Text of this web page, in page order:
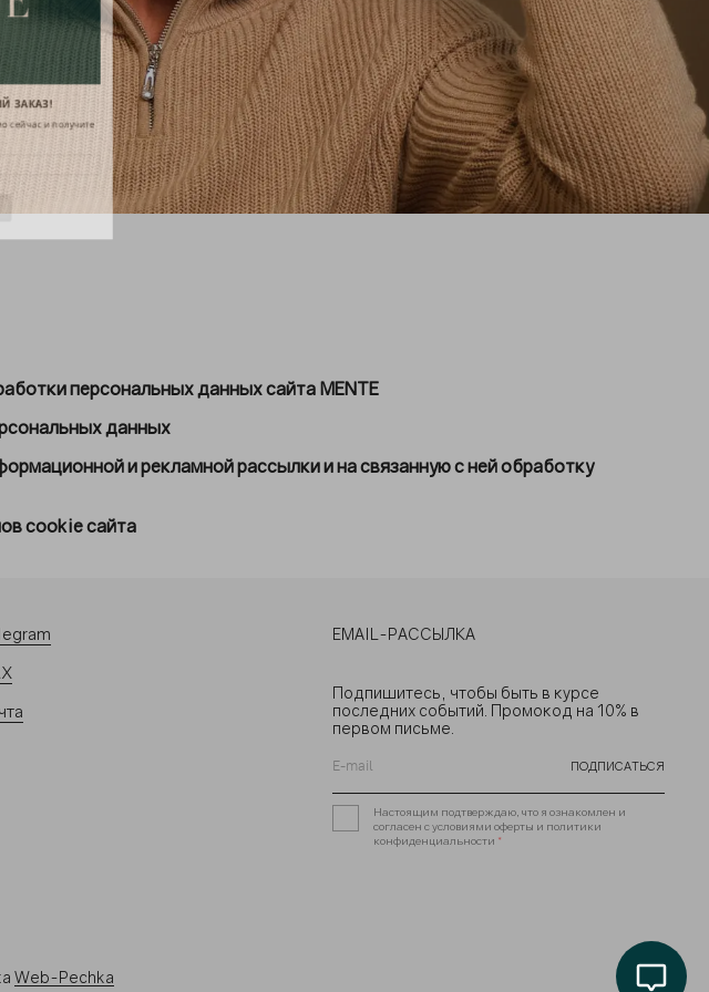
персональных данных сайта MENTE
данных
и рекламной рассылки и на связанную с ней обработку
cookie сайта
Web-Pechka
EMAIL-РАССЫЛКА
Подпишитесь, чтобы быть в курсе
последних событий. Промокод на 10% в
первом письме.
ПОДПИСАТЬСЯ
Настоящим подтверждаю, что я ознакомлен и
согласен с условиями оферты и политики
конфиденциальности *
ЗАКАЗ!
сейчас и получите